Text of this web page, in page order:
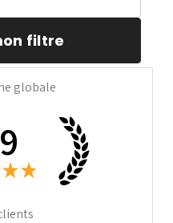
globale
★ ★